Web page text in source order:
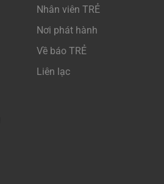
Nhân viên TRẺ
Nơi phát hành
Về báo TRẺ
Liên lạc